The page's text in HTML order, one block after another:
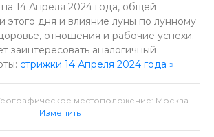
14 Апреля 2024 года, общей
этого дня и влияние луны по лунному
отношения и рабочие успехи.
заинтересовать аналогичный
стрижки 14 Апреля 2024 года »
местоположение: Москва.
Изменить